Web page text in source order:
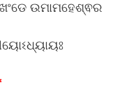
ଉମାମହେଶ୍ଵର